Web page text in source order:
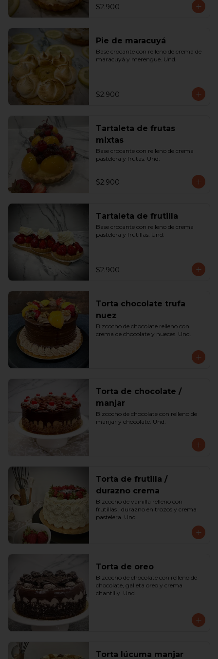
$2.900
Pie de maracuyá
Base crocante con relleno de crema de
maracuyá y merengue. Und.
$2.900
Tartaleta de frutas
mixtas
Base crocante con relleno de crema
pastelera y frutas. Und.
$2.900
Tartaleta de frutilla
Base crocante con relleno de crema
pastelera y frutillas. Und.
$2.900
Torta chocolate trufa
nuez
Bizcocho de chocolate relleno con
crema de chocolate y nueces. Und.
Torta de chocolate /
manjar
Bizcocho de chocolate con relleno de
manjar y chocolate. Und.
Torta de frutilla /
durazno crema
Bizcocho de vainilla relleno con
frutillas , durazno en trozos y crema
pastelera. Und.
Torta de oreo
Bizcocho de chocolate con relleno de
chocolate, galleta oreo y crema
chantilly. Und.
Torta lúcuma manjar